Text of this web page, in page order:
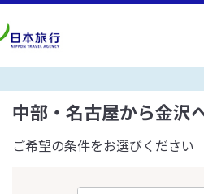
中部・名古屋から金沢
ご希望の条件をお選びください